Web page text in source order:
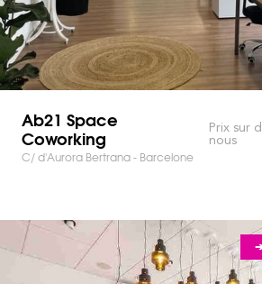
Ab21 Space
Coworking
C/ d'Aurora Bertrana - Barcelone
Prix sur
nous